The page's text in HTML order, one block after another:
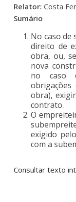
Relator: Costa
Sumário
No caso de
direito de
obra, ou,
nova
no caso
obra),
contrato.
O
exigido
com a
Consultar texto